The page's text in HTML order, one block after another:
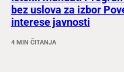
bez uslova za izbor
interese javnosti
4 MIN ČITANJA